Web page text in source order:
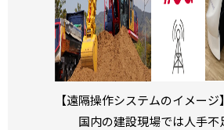
【遠隔操作システムのイメージ】
国内の建設現場では人手不